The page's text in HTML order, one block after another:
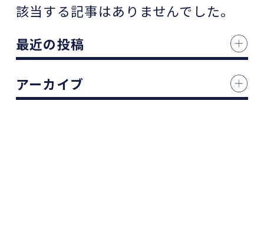
該当する記事はありませんでした。
最近の投稿
アーカイブ